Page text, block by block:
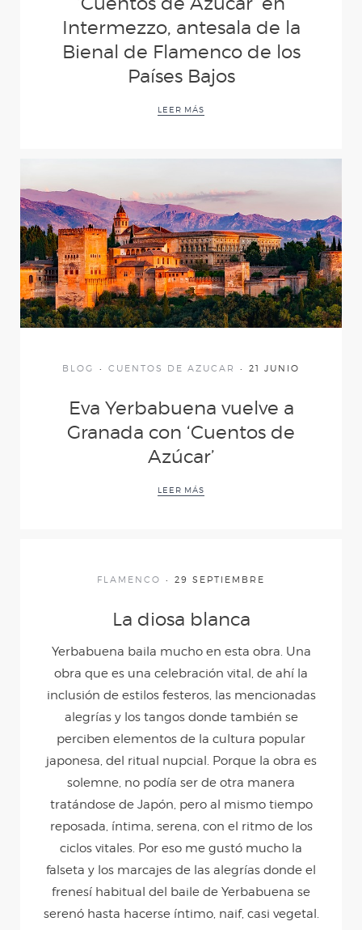
(Desde mis ojos)
AL IGUAL QUE TÚ
CUENTOS DE
AZÚCAR
CARNE Y HUESO
YERBAGÜENA
PERSUASIÓN Y
DEVOCIÓN
LORCA
CUANDO YO ERA
LLUVIA
SANTO Y SEÑA
EL HUSO DE LA
MEMORIA
Intermezzo, antesala de la
Bienal de Flamenco de los
Países Bajos
LEER MÁS
BLOG CUENTOS DE AZUCAR 21 JUNIO
Eva Yerbabuena vuelve a
Granada con ‘Cuentos de
Azúcar’
LEER MÁS
FLAMENCO 29 SEPTIEMBRE
La diosa blanca
Yerbabuena baila mucho en esta obra. Una
obra que es una celebración vital, de ahí la
inclusión de estilos festeros, las mencionadas
alegrías y los tangos donde también se
perciben elementos de la cultura popular
japonesa, del ritual nupcial. Porque la obra es
solemne, no podía ser de otra manera
tratándose de Japón, pero al mismo tiempo
reposada, íntima, serena, con el ritmo de los
ciclos vitales. Por eso me gustó mucho la
falseta y los marcajes de las alegrías donde el
frenesí habitual del baile de Yerbabuena se
serenó hasta hacerse íntimo, naif, casi vegetal.